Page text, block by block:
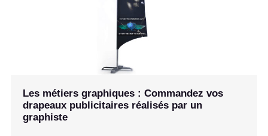
Les métiers graphiques : Commandez vos
drapeaux publicitaires réalisés par un
graphiste